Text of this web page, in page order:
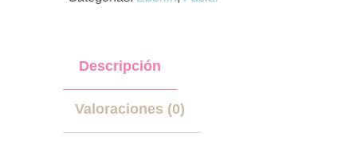
Descripción
Valoraciones (0)